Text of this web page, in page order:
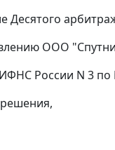
Десятого
ООО
России N 3 по